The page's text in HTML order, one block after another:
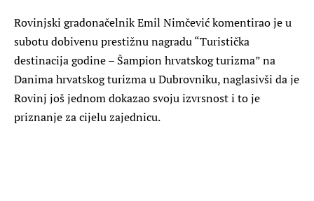
Rovinjski gradonačelnik Emil Nimčević komentirao je u
subotu dobivenu prestižnu nagradu “Turistička
destinacija godine – Šampion hrvatskog turizma” na
Danima hrvatskog turizma u Dubrovniku, naglasivši da je
Rovinj još jednom dokazao svoju izvrsnost i to je
priznanje za cijelu zajednicu.